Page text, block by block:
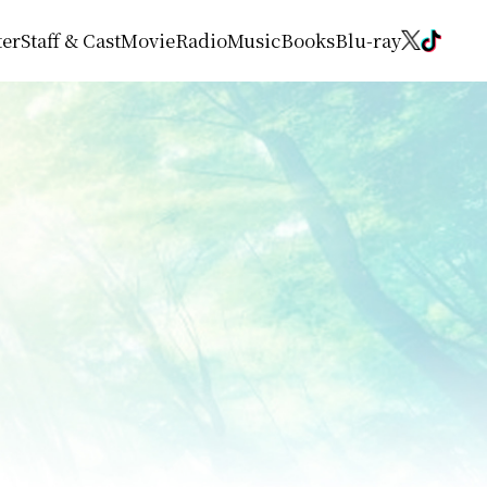
Staff & CastMovieRadioMusicBooksBlu-ray